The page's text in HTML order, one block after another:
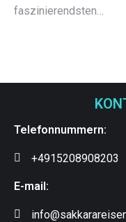
faszinierendsten…
Telefonnummern:
+4915208908203
E-mail: